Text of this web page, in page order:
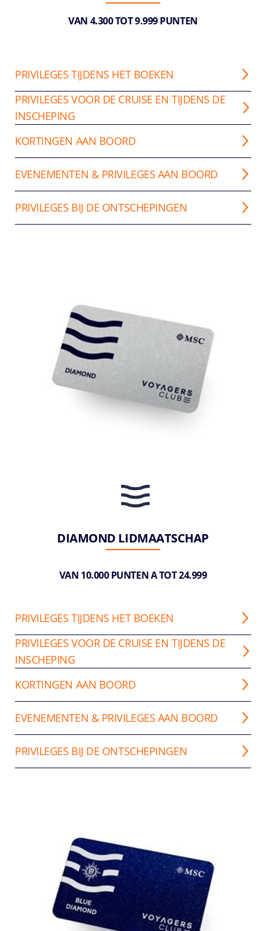
VAN 4.300 TOT 9.999 PUNTEN
PRIVILEGES TIJDENS HET BOEKEN
PRIVILEGES VOOR DE CRUISE EN TIJDENS DE
INSCHEPING
KORTINGEN AAN BOORD
EVENEMENTEN & PRIVILEGES AAN BOORD
PRIVILEGES BIJ DE ONTSCHEPINGEN
DIAMOND LIDMAATSCHAP
VAN 10.000 PUNTEN A TOT 24.999
PRIVILEGES TIJDENS HET BOEKEN
PRIVILEGES VOOR DE CRUISE EN TIJDENS DE
INSCHEPING
KORTINGEN AAN BOORD
EVENEMENTEN & PRIVILEGES AAN BOORD
PRIVILEGES BIJ DE ONTSCHEPINGEN